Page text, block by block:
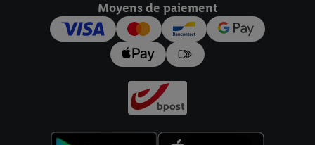
Moyens de paiement
pour l’avenir dans notredéclaration relative à la protection des
données
Vous trouverez les impressions ici.